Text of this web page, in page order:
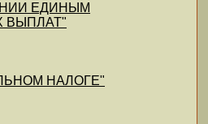
ЕДИНЫМ
ВЫПЛАТ"
НАЛОГЕ"